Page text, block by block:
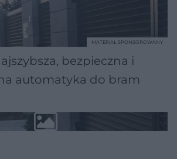
bezpieczna i
automatyka do bram
MATERIAŁ SPONSOROWANY